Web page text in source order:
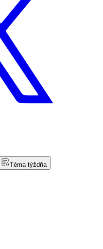
Téma týždňa